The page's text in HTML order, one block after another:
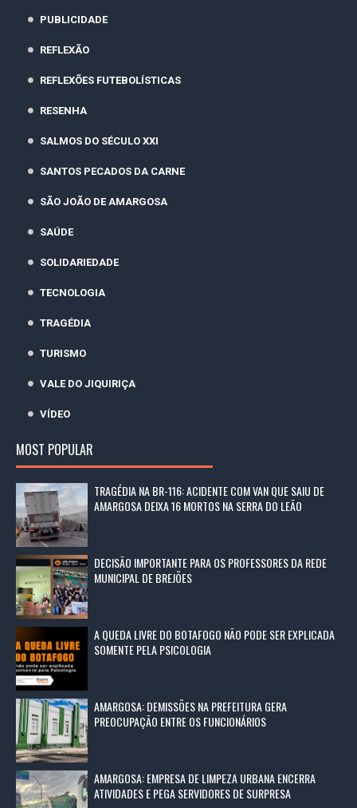
PUBLICIDADE
REFLEXÃO
REFLEXÕES FUTEBOLÍSTICAS
RESENHA
SALMOS DO SÉCULO XXI
SANTOS PECADOS DA CARNE
SÃO JOÃO DE AMARGOSA
SAÚDE
SOLIDARIEDADE
TECNOLOGIA
TRAGÉDIA
TURISMO
VALE DO JIQUIRIÇA
VÍDEO
MOST POPULAR
TRAGÉDIA NA BR-116: ACIDENTE COM VAN QUE SAIU DE
AMARGOSA DEIXA 16 MORTOS NA SERRA DO LEÃO
DECISÃO IMPORTANTE PARA OS PROFESSORES DA REDE
MUNICIPAL DE BREJÕES
A QUEDA LIVRE DO BOTAFOGO NÃO PODE SER EXPLICADA
SOMENTE PELA PSICOLOGIA
AMARGOSA: DEMISSÕES NA PREFEITURA GERA
PREOCUPAÇÃO ENTRE OS FUNCIONÁRIOS
AMARGOSA: EMPRESA DE LIMPEZA URBANA ENCERRA
ATIVIDADES E PEGA SERVIDORES DE SURPRESA